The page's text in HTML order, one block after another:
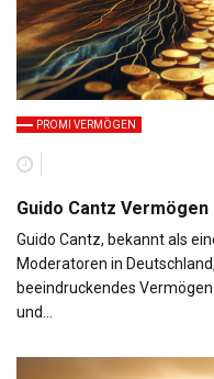
PROMI VERMÖGEN
Guido Cantz Vermögen
Guido Cantz, bekannt als
Moderatoren in
beeindruckendes
und…